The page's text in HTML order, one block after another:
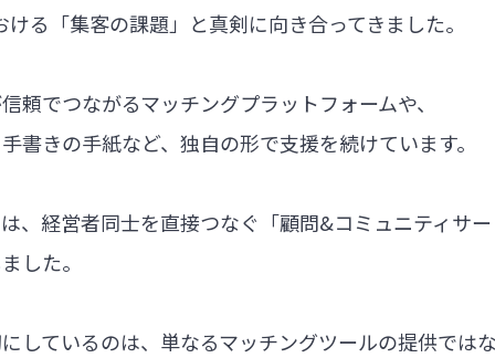
る「集客の課題」と真剣に向き合ってきました。
頼でつながるマッチングプラットフォームや、
書きの手紙など、独自の形で支援を続けています。
、経営者同士を直接つなぐ「顧問&コミュニティサ
した。
しているのは、単なるマッチングツールの提供では